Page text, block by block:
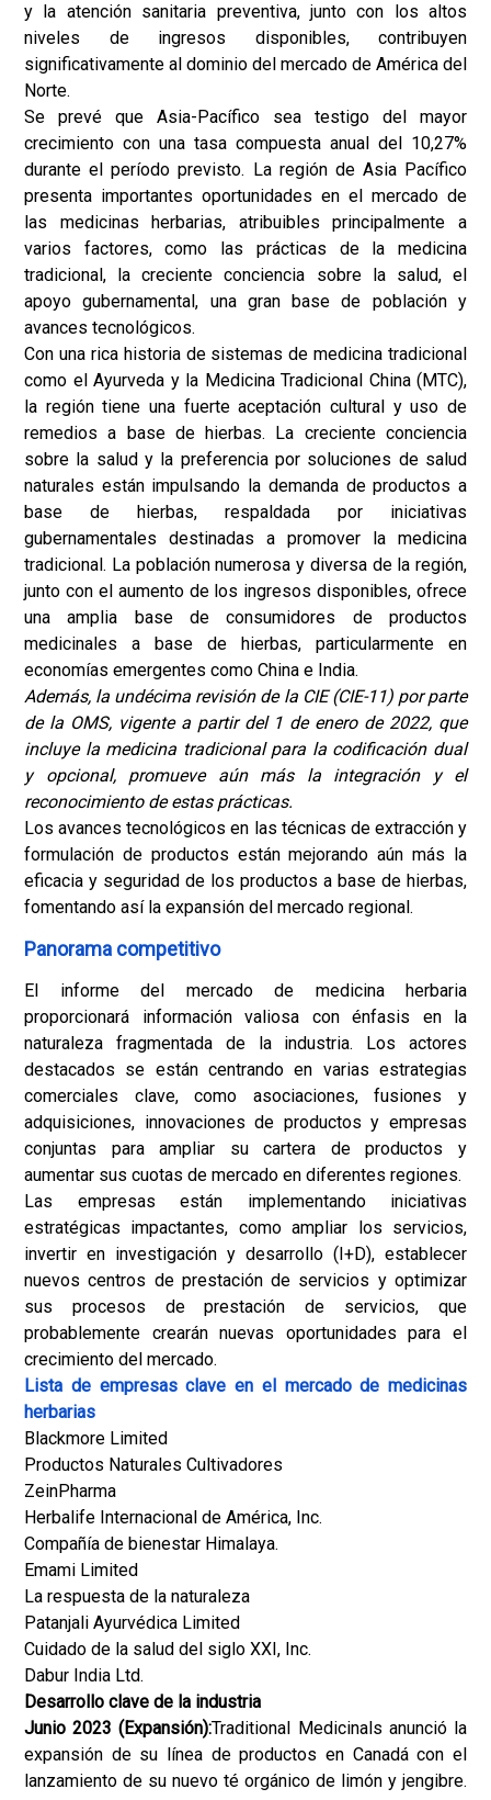
y la atención sanitaria preventiva, junto con los altos
niveles de ingresos disponibles, contribuyen
significativamente al dominio del mercado de América del
Norte.
Se prevé que Asia-Pacífico sea testigo del mayor
crecimiento con una tasa compuesta anual del 10,27%
durante el período previsto. La región de Asia Pacífico
presenta importantes oportunidades en el mercado de
las medicinas herbarias, atribuibles principalmente a
varios factores, como las prácticas de la medicina
tradicional, la creciente conciencia sobre la salud, el
apoyo gubernamental, una gran base de población y
avances tecnológicos.
Con una rica historia de sistemas de medicina tradicional
como el Ayurveda y la Medicina Tradicional China (MTC),
la región tiene una fuerte aceptación cultural y uso de
remedios a base de hierbas. La creciente conciencia
sobre la salud y la preferencia por soluciones de salud
naturales están impulsando la demanda de productos a
base de hierbas, respaldada por iniciativas
gubernamentales destinadas a promover la medicina
tradicional. La población numerosa y diversa de la región,
junto con el aumento de los ingresos disponibles, ofrece
una amplia base de consumidores de productos
medicinales a base de hierbas, particularmente en
economías emergentes como China e India.
Además, la undécima revisión de la CIE (CIE-11) por parte
de la OMS, vigente a partir del 1 de enero de 2022, que
incluye la medicina tradicional para la codificación dual
y opcional, promueve aún más la integración y el
reconocimiento de estas prácticas.
Los avances tecnológicos en las técnicas de extracción y
formulación de productos están mejorando aún más la
eficacia y seguridad de los productos a base de hierbas,
fomentando así la expansión del mercado regional.
Panorama competitivo
El informe del mercado de medicina herbaria
proporcionará información valiosa con énfasis en la
naturaleza fragmentada de la industria. Los actores
destacados se están centrando en varias estrategias
comerciales clave, como asociaciones, fusiones y
adquisiciones, innovaciones de productos y empresas
conjuntas para ampliar su cartera de productos y
aumentar sus cuotas de mercado en diferentes regiones.
Las empresas están implementando iniciativas
estratégicas impactantes, como ampliar los servicios,
invertir en investigación y desarrollo (I+D), establecer
nuevos centros de prestación de servicios y optimizar
sus procesos de prestación de servicios, que
probablemente crearán nuevas oportunidades para el
crecimiento del mercado.
Lista de empresas clave en el mercado de medicinas
herbarias
Blackmore Limited
Productos Naturales Cultivadores
ZeinPharma
Herbalife Internacional de América, Inc.
Compañía de bienestar Himalaya.
Emami Limited
La respuesta de la naturaleza
Patanjali Ayurvédica Limited
Cuidado de la salud del siglo XXI, Inc.
Dabur India Ltd.
Desarrollo clave de la industria
Junio ​​2023 (Expansión):Traditional Medicinals anunció la
expansión de su línea de productos en Canadá con el
lanzamiento de su nuevo té orgánico de limón y jengibre.